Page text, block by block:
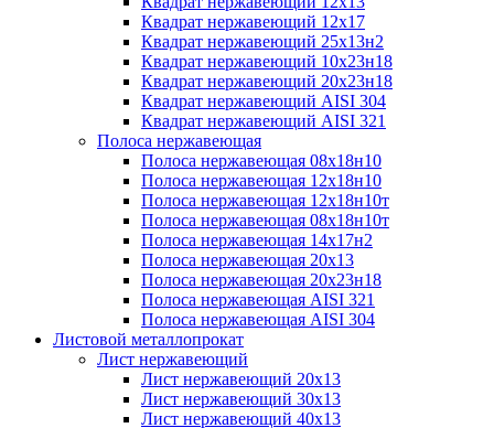
Квадрат нержавеющий 12х17
Квадрат нержавеющий 25х13н2
Квадрат нержавеющий 10х23н18
Квадрат нержавеющий 20х23н18
Квадрат нержавеющий AISI 304
Квадрат нержавеющий AISI 321
Полоса нержавеющая
Полоса нержавеющая 08х18н10
Полоса нержавеющая 12х18н10
Полоса нержавеющая 12х18н10т
Полоса нержавеющая 08х18н10т
Полоса нержавеющая 14х17н2
Полоса нержавеющая 20х13
Полоса нержавеющая 20х23н18
Полоса нержавеющая AISI 321
Полоса нержавеющая AISI 304
Листовой металлопрокат
Лист нержавеющий
Лист нержавеющий 20х13
Лист нержавеющий 30х13
Лист нержавеющий 40х13